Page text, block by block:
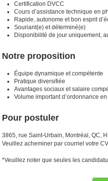
Certification DVCC
Cours d’assistance technique en
Rapide, autonome et bon esprit
Souriant(e) et déterminé(e)
Disponibilité de jour uniquement,
Notre proposition
Équipe dynamique et compétente
Pratique diversifiée
Avantages sociaux et salaire
Volume important d’ordonnance
Pour postuler
3865, rue Saint-Urbain, Montréal, QC,
Veuillez acheminer par courriel votre
*Veuillez noter que seules les